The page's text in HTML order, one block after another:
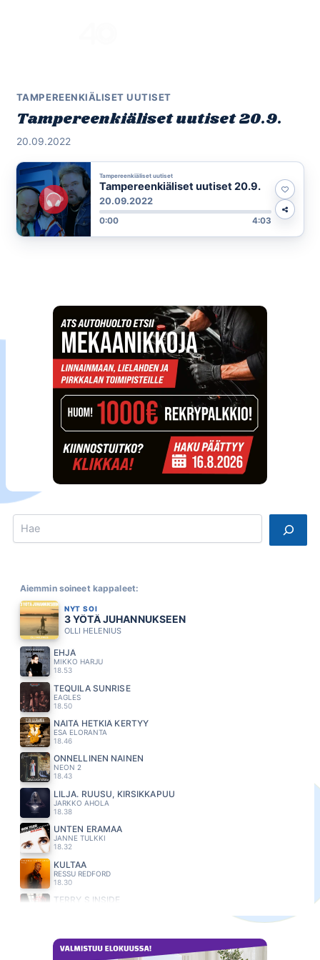
TAMPEREENKIÄLISET UUTISET
Tampereenkiäliset uutiset 20.9.
20.09.2022
Tampereenkiäliset uutiset
Tampereenkiäliset uutiset 20.9.
20.09.2022
0:00 4:03
Search
Aiemmin soineet kappaleet:
NYT SOI
3 YÖTÄ JUHANNUKSEEN
OLLI HELENIUS
EHJÄ
MIKKO HARJU
18.53
TEQUILA SUNRISE
EAGLES
18.50
NÄITÄ HETKIÄ KERTYY
ESA ELORANTA
18.46
ONNELLINEN NAINEN
NEON 2
18.43
LILJA. RUUSU, KIRSIKKAPUU
JARKKO AHOLA
18.38
UNTEN ERAMAA
JANNE TULKKI
18.32
KULTAA
RESSU REDFORD
18.30
TERRY S INSIDE
KATRI YLANDER
18.23